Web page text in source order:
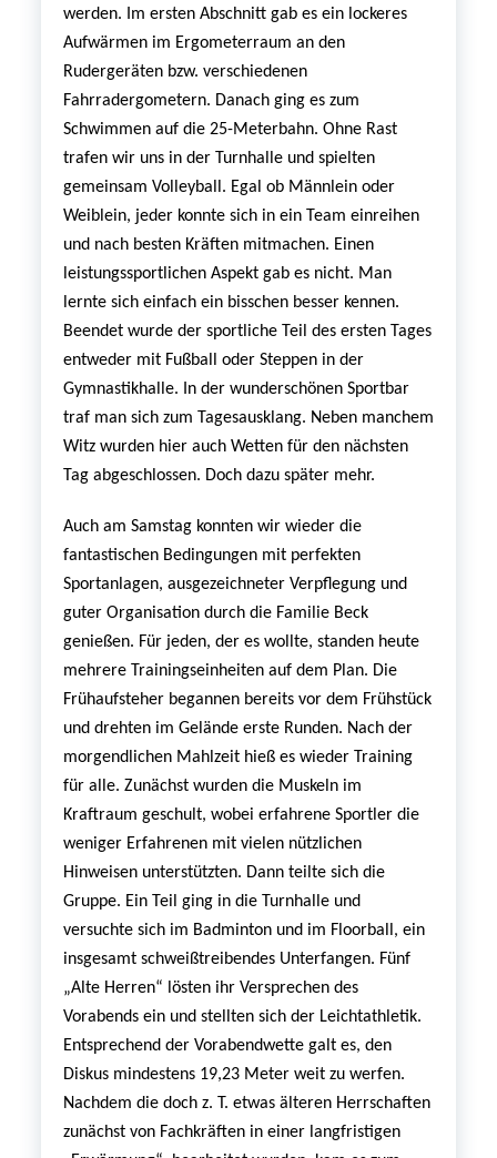
werden. Im ersten Abschnitt gab es ein lockeres
Aufwärmen im Ergometerraum an den
Rudergeräten bzw. verschiedenen
Fahrradergometern. Danach ging es zum
Schwimmen auf die 25-Meterbahn. Ohne Rast
trafen wir uns in der Turnhalle und spielten
gemeinsam Volleyball. Egal ob Männlein oder
Weiblein, jeder konnte sich in ein Team einreihen
und nach besten Kräften mitmachen. Einen
leistungssportlichen Aspekt gab es nicht. Man
lernte sich einfach ein bisschen besser kennen.
Beendet wurde der sportliche Teil des ersten Tages
entweder mit Fußball oder Steppen in der
Gymnastikhalle. I n der wunderschönen Sportbar
traf man sich zum Tagesausklang. Neben manchem
Witz wurden hier auch Wetten für den nächsten
Tag abgeschlossen. Doch dazu später mehr.
Auch am Samstag konnten wir wieder die
fantastischen Bedingungen mit perfekten
Sportanlagen, ausgezeichneter Verpflegung und
guter Organisation durch die Familie Beck
genießen. Für jeden, der es wollte, standen heute
mehrere Trainingseinheiten auf dem Plan. Die
Frühaufsteher begannen bereits vor dem Frühstück
und drehten im Gelände erste Runden. Nach der
morgendlichen Mahlzeit hieß es wieder Training
für alle. Zunächst wurden die Muskeln im
Kraftraum geschult, wobei erfahrene Sportler die
weniger Erfahrenen mit vielen nützlichen
Hinweisen unterstützten. Dann teilte sich die
Gruppe. Ein Teil ging in die Turnhalle und
versuchte sich im Badminton und im Floorball, ein
insgesamt schweißtreibendes Unterfangen. Fünf
„Alte Herren“ lösten ihr Versprechen des
Vorabends ein und stellten sich der Leichtathletik.
Entsprechend der Vorabendwette galt es, den
Diskus mindestens 19,23 Meter weit zu werfen.
Nachdem die doch z. T. etwas älteren Herrschaften
zunächst von Fachkräften in einer langfristigen